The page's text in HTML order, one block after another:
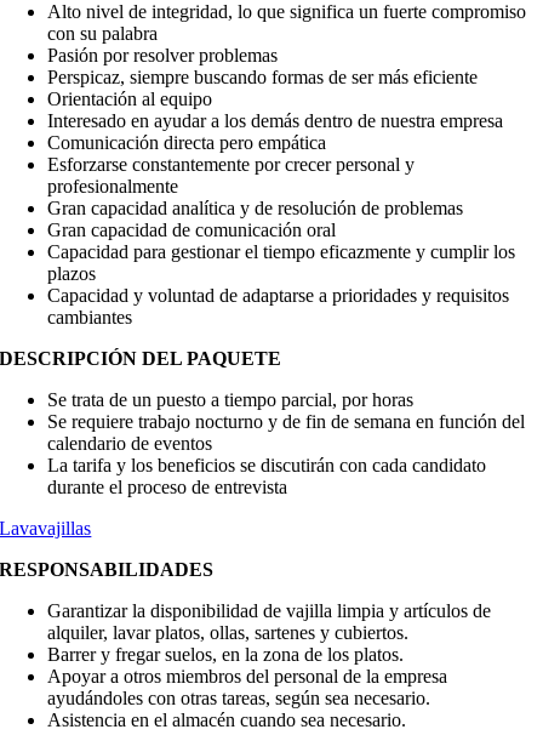
Alto nivel de integridad, lo que significa un fuerte compromiso
con su palabra
Pasión por resolver problemas
Perspicaz, siempre buscando formas de ser más eficiente
Orientación al equipo
Interesado en ayudar a los demás dentro de nuestra empresa
Comunicación directa pero empática
Esforzarse constantemente por crecer personal y
profesionalmente
Gran capacidad analítica y de resolución de problemas
Gran capacidad de comunicación oral
Capacidad para gestionar el tiempo eficazmente y cumplir los
plazos
Capacidad y voluntad de adaptarse a prioridades y requisitos
cambiantes
DESCRIPCIÓN DEL PAQUETE
Se trata de un puesto a tiempo parcial, por horas
Se requiere trabajo nocturno y de fin de semana en función del
calendario de eventos
La tarifa y los beneficios se discutirán con cada candidato
durante el proceso de entrevista
Lavavajillas
RESPONSABILIDADES
Garantizar la disponibilidad de vajilla limpia y artículos de
alquiler, lavar platos, ollas, sartenes y cubiertos.
Barrer y fregar suelos, en la zona de los platos.
Apoyar a otros miembros del personal de la empresa
ayudándoles con otras tareas, según sea necesario.
Asistencia en el almacén cuando sea necesario.